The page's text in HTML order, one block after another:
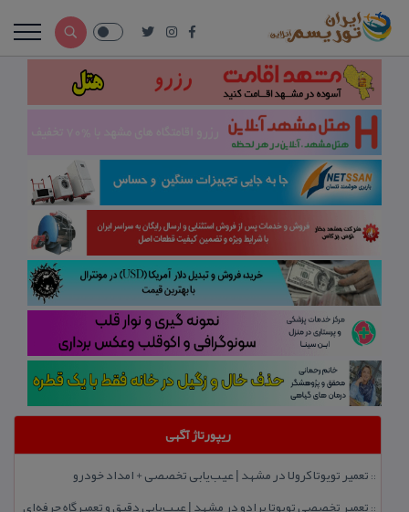
ریپورتاژ آگهی
:: تعمیر تویوتا كرولا در مشهد | عیب‌یابی تخصصی + امداد خودرو
:: تعمیر تخصصی تویوتا پرادو در مشهد | عیب‌یابی دقیق و تعمیرگاه حرفه‌ای